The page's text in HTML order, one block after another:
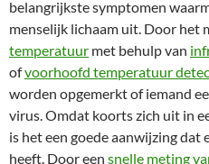
belangrijkste symptomen
menselijk lichaam uit. Door het
temperatuur met behulp van
ofvoorhoofd temperatuur
worden opgemerkt of iemand
virus. Omdat koorts zich uit in
is het een goede aanwijzing dat
heeft. Door een snelle meting